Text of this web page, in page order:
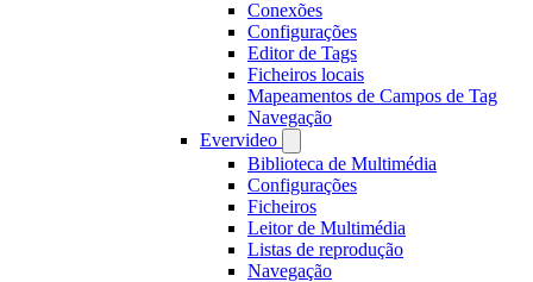
Conexões
Configurações
Editor de Tags
Ficheiros locais
Mapeamentos de Campos de Tag
Navegação
Evervideo
Biblioteca de Multimédia
Configurações
Ficheiros
Leitor de Multimédia
Listas de reprodução
Navegação